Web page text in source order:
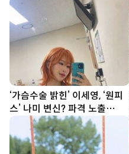
‘가슴수술 밝힌’ 이세영, ‘원피
스’ 나미 변신? 파격 노출
[DA★]